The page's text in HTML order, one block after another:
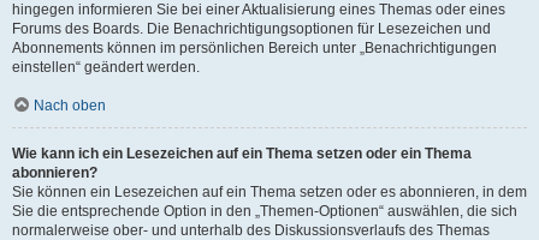
hingegen informieren Sie bei einer Aktualisierung eines Themas oder eines
Forums des Boards. Die Benachrichtigungsoptionen für Lesezeichen und
Abonnements können im persönlichen Bereich unter „Benachrichtigungen
einstellen“ geändert werden.
Nach oben
Wie kann ich ein Lesezeichen auf ein Thema setzen oder ein Thema
abonnieren?
Sie können ein Lesezeichen auf ein Thema setzen oder es abonnieren, in dem
Sie die entsprechende Option in den „Themen-Optionen“ auswählen, die sich
normalerweise ober- und unterhalb des Diskussionsverlaufs des Themas